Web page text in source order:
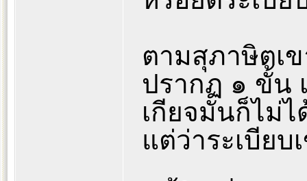
ตามสุภาษิตเ
ปรากฏ ๑ ขั้น
เกียจมันก็ไม่
แต่ว่าระเบียบ